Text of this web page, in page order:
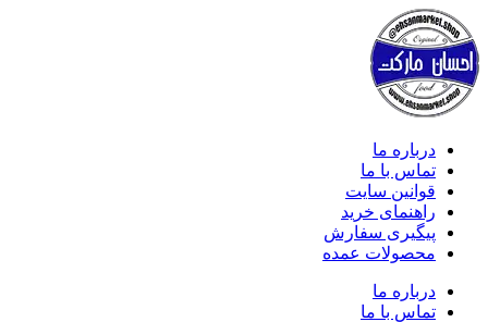
درباره ما
تماس با ما
قوانین سایت
راهنمای خرید
پیگیری سفارش
محصولات عمده
درباره ما
تماس با ما